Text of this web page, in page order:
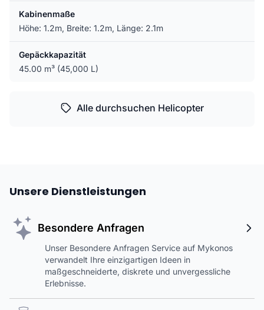
Kabinenmaße
Höhe: 1.2m, Breite: 1.2m, Länge: 2.1m
Gepäckkapazität
45.00 m³ (45,000 L)
Alle durchsuchen Helicopter
Unsere Dienstleistungen
Besondere Anfragen
Unser Besondere Anfragen Service auf Mykonos
verwandelt Ihre einzigartigen Ideen in
maßgeschneiderte, diskrete und unvergessliche
Erlebnisse.